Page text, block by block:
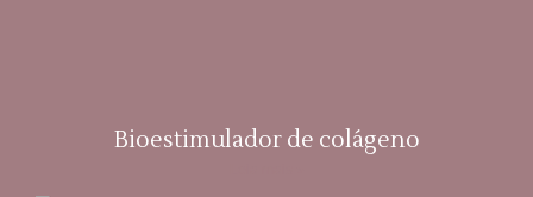
Bioestimulador de colágeno